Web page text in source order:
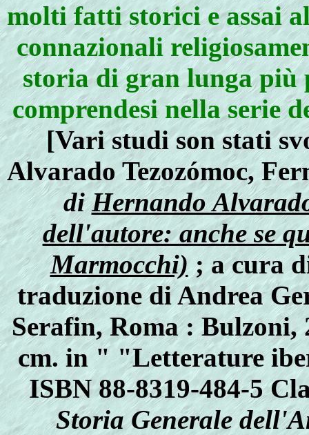
molti fatti storici e assai
connazionali
storia di gran lunga più
comprendesi nella serie
[Vari studi son stati
Alvarado Tezozómoc,
diHernando
dell'autore: anche se
Marmocchi); a cura
traduzione di Andrea
Serafin, Roma : Bulzoni,
cm. in " "Letterature
ISBN 88-8319-484-5
Storia Generale